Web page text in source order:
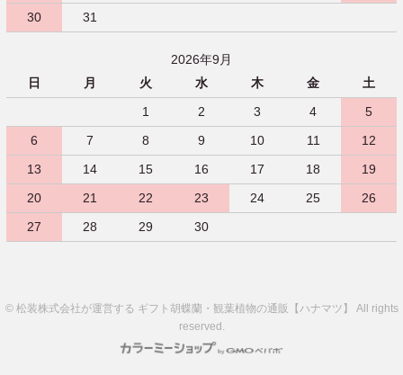
30
31
2026年9月
日
月 火 水 木 金
土
1
2 3 4
5
6
7 8 9 10 11
12
13
14 15 16 17 18
19
20
21 22 23 24 25
26
27
28 29 30
© 松装株式会社が運営する ギフト胡蝶蘭・観葉植物の通販【ハナマツ】 All rights
reserved.